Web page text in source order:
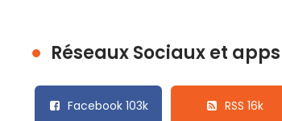
Réseaux Sociaux et apps
Facebook 103k RSS 16k